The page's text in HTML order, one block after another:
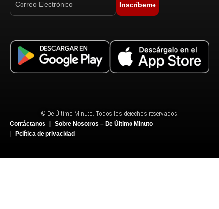
Inscríbeme
© De Último Minuto. Todos los derechos reservados.
Contáctanos
Sobre Nosotros – De Último Minuto
Política de privacidad